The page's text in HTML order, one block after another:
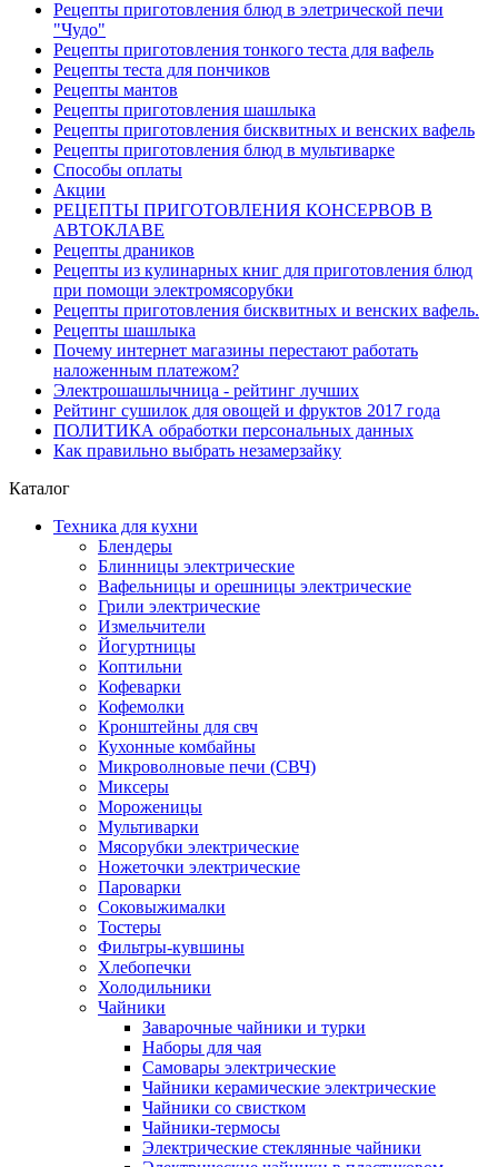
Рецепты приготовления блюд в элетрической печи
"Чудо"
Рецепты приготовления тонкого теста для вафель
Рецепты теста для пончиков
Рецепты мантов
Рецепты приготовления шашлыка
Рецепты приготовления бисквитных и венских вафель
Рецепты приготовления блюд в мультиварке
Способы оплаты
Акции
РЕЦЕПТЫ ПРИГОТОВЛЕНИЯ КОНСЕРВОВ В
АВТОКЛАВЕ
Рецепты драников
Рецепты из кулинарных книг для приготовления блюд
при помощи электромясорубки
Рецепты приготовления бисквитных и венских вафель.
Рецепты шашлыка
Почему интернет магазины перестают работать
наложенным платежом?
Электрошашлычница - рейтинг лучших
Рейтинг сушилок для овощей и фруктов 2017 года
ПОЛИТИКА обработки персональных данных
Как правильно выбрать незамерзайку
Каталог
Техника для кухни
Блендеры
Блинницы электрические
Вафельницы и орешницы электрические
Грили электрические
Измельчители
Йогуртницы
Коптильни
Кофеварки
Кофемолки
Кронштейны для свч
Кухонные комбайны
Микроволновые печи (СВЧ)
Миксеры
Мороженицы
Мультиварки
Мясорубки электрические
Ножеточки электрические
Пароварки
Соковыжималки
Тостеры
Фильтры-кувшины
Хлебопечки
Холодильники
Чайники
Заварочные чайники и турки
Наборы для чая
Самовары электрические
Чайники керамические электрические
Чайники со свистком
Чайники-термосы
Электрические стеклянные чайники